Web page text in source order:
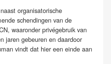
organisatorische
schendingen van de
waaronder privégebruik van
jaren gebeuren en daardoor
vindt dat hier een einde aan